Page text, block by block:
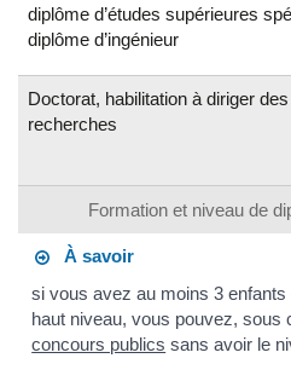
Formation et niveau de
diplôme d’études supérieures
diplôme d’ingénieur
Doctorat, habilitation à diriger des
recherches
À savoir
si vous avez au moins 3
haut niveau, vous pouvez, sous
concours publics sans avoir le